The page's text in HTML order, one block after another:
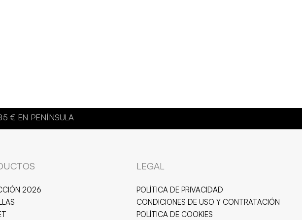
HIPOALERGÉNICAS Y RESISTENTES AL AGUA
2026
LEGAL
POLÍTICA DE PRIVACIDAD
CONDICIONES DE USO Y CONTRATACIÓN
POLÍTICA DE COOKIES